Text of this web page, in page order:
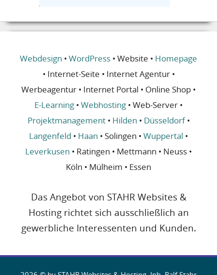
Webdesign • WordPress • Website • Homepage
• Internet-Seite • Internet Agentur •
Werbeagentur • Internet Portal • Online Shop •
E-Learning • Webhosting • Web-Server •
Projektmanagement• Hilden • Düsseldorf•
Langenfeld • Haan • Solingen • Wuppertal •
Leverkusen • Ratingen • Mettmann • Neuss •
Köln • Mülheim • Essen
Das Angebot von STAHR Websites &
Hosting richtet sich ausschließlich an
gewerbliche Interessenten und Kunden.